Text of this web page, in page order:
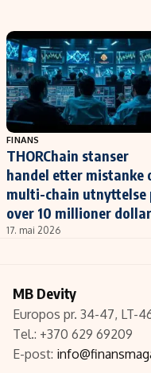
FINANS
THORChain stanser
handel etter mistanke
multi-chain utnyttelse
over 10 millioner dollar
17. mai 2026
MB Devity
Europos pr. 34-47, LT-
Tel.: +370 629 69209
E-post: